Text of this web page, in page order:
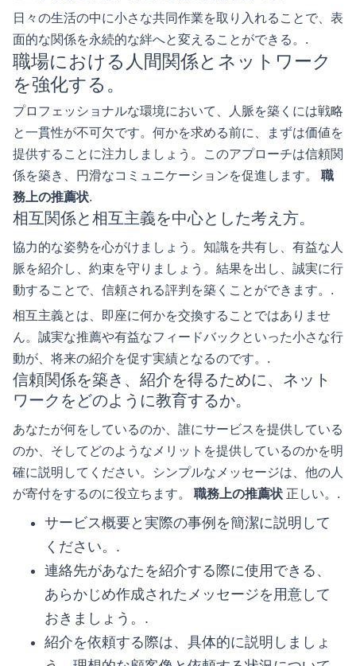
日々の生活の中に小さな共同作業を取り入れることで、表
面的な関係を永続的な絆へと変えることができる。.
職場における人間関係とネットワーク
を強化する。
プロフェッショナルな環境において、人脈を築くには戦略
と一貫性が不可欠です。何かを求める前に、まずは価値を
提供することに注力しましょう。このアプローチは信頼関
係を築き、円滑なコミュニケーションを促進します。 職
務上の推薦状.
相互関係と相互主義を中心とした考え方。
協力的な姿勢を心がけましょう。知識を共有し、有益な人
脈を紹介し、約束を守りましょう。結果を出し、誠実に行
動することで、信頼される評判を築くことができます。.
相互主義とは、即座に何かを交換することではありませ
ん。誠実な推薦や有益なフィードバックといった小さな行
動が、将来の紹介を促す実績となるのです。.
信頼関係を築き、紹介を得るために、ネット
ワークをどのように教育するか。
あなたが何をしているのか、誰にサービスを提供している
のか、そしてどのようなメリットを提供しているのかを明
確に説明してください。シンプルなメッセージは、他の人
が寄付をするのに役立ちます。 職務上の推薦状 正しい。.
サービス概要と実際の事例を簡潔に説明して
ください。.
連絡先があなたを紹介する際に使用できる、
あらかじめ作成されたメッセージを用意して
おきましょう。.
紹介を依頼する際は、具体的に説明しましょ